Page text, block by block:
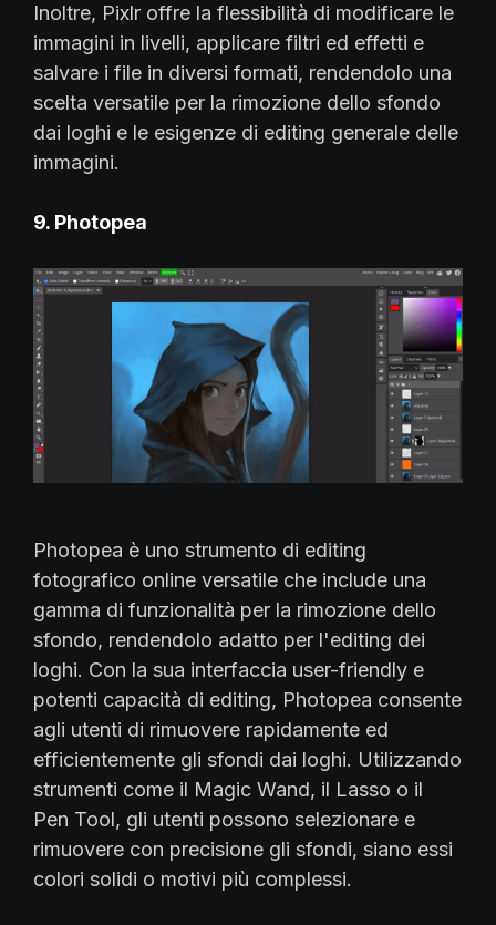
Inoltre, Pixlr offre la flessibilità di modificare le
immagini in livelli, applicare filtri ed effetti e
salvare i file in diversi formati, rendendolo una
scelta versatile per la rimozione dello sfondo
dai loghi e le esigenze di editing generale delle
immagini.
9. Photopea
Photopea è uno strumento di editing
fotografico online versatile che include una
gamma di funzionalità per la rimozione dello
sfondo, rendendolo adatto per l'editing dei
loghi. Con la sua interfaccia user-friendly e
potenti capacità di editing, Photopea consente
agli utenti di rimuovere rapidamente ed
efficientemente gli sfondi dai loghi. Utilizzando
strumenti come il Magic Wand, il Lasso o il
Pen Tool, gli utenti possono selezionare e
rimuovere con precisione gli sfondi, siano essi
colori solidi o motivi più complessi.